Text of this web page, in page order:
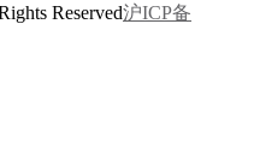
Reserved沪ICP备